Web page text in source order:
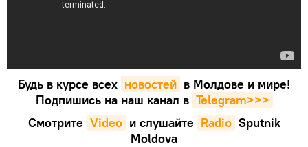
Будь в курсе всех новостей в Молдове и мире!
Подпишись на наш канал в Telegram>>>
Смотрите Video и слушайте Radio Sputnik
Moldova